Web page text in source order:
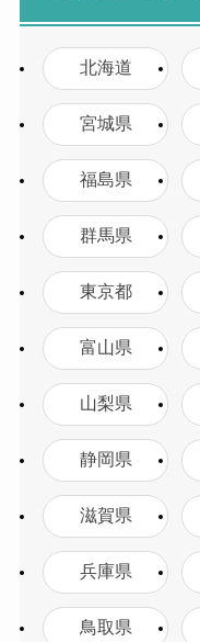
北海道
宮城県
福島県
群馬県
東京都
富山県
山梨県
静岡県
滋賀県
兵庫県
鳥取県